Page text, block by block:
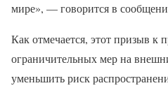
мире», — говорится в
Как отмечается, этот призыв к
ограничительных мер на
уменьшить риск